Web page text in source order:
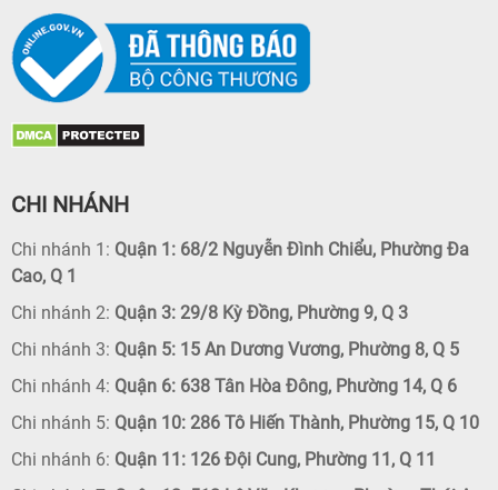
CHI NHÁNH
Chi nhánh 1: Quận 1: 68/2 Nguyễn Đình Chiểu, Phường Đa
Cao, Q 1
Chi nhánh 2: Quận 3: 29/8 Kỳ Đồng, Phường 9, Q 3
Chi nhánh 3: Quận 5: 15 An Dương Vương, Phường 8, Q 5
Chi nhánh 4: Quận 6: 638 Tân Hòa Đông, Phường 14, Q 6
Chi nhánh 5: Quận 10: 286 Tô Hiến Thành, Phường 15, Q 10
Chi nhánh 6: Quận 11: 126 Đội Cung, Phường 11, Q 11